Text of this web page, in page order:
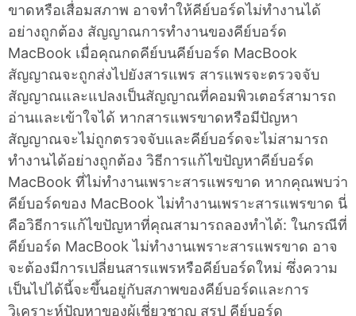
ขาดหรือเสื่อมสภาพ อาจทำให้คีย์บอร์ดไม่ทำงานได้
อย่างถูกต้อง สัญญาณการทำงานของคีย์บอร์ด
MacBook เมื่อคุณกดคีย์บนคีย์บอร์ด MacBook
สัญญาณจะถูกส่งไปยังสารแพร สารแพรจะตรวจจับ
สัญญาณและแปลงเป็นสัญญาณที่คอมพิวเตอร์สามารถ
อ่านและเข้าใจได้ หากสารแพรขาดหรือมีปัญหา
สัญญาณจะไม่ถูกตรวจจับและคีย์บอร์ดจะไม่สามารถ
ทำงานได้อย่างถูกต้อง วิธีการแก้ไขปัญหาคีย์บอร์ด
MacBook ที่ไม่ทำงานเพราะสารแพรขาด หากคุณพบว่า
คีย์บอร์ดของ MacBook ไม่ทำงานเพราะสารแพรขาด นี่
คือวิธีการแก้ไขปัญหาที่คุณสามารถลองทำได้: ในกรณีที่
คีย์บอร์ด MacBook ไม่ทำงานเพราะสารแพรขาด อาจ
จะต้องมีการเปลี่ยนสารแพรหรือคีย์บอร์ดใหม่ ซึ่งความ
เป็นไปได้นี้จะขึ้นอยู่กับสภาพของคีย์บอร์ดและการ
วิเคราะห์ปัญหาของผู้เชี่ยวชาญ สรุป คีย์บอร์ด